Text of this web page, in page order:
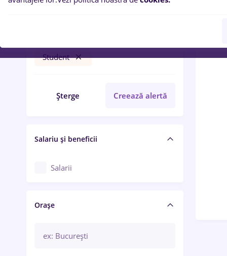
Student
Șterge Creează alertă
Salariu și beneficii
Salarii
Orașe